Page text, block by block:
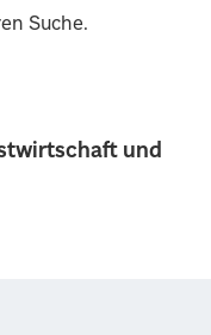
und
Suche.